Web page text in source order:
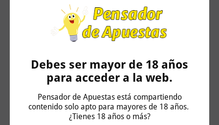
Debes ser mayor de 18 años
para acceder a la web.
Pensador de Apuestas está compartiendo
contenido solo apto para mayores de 18 años.
¿Tienes 18 años o más?
incluso superior al que le llevó a dominar a placer el
circuito. El italiano ha resuelto sin ningún tipo de
dificultad sus primeros compromisos ante terrícolas
será a partir de ahora cuando empezará a afrontar
duelos ante tenistas de entidad. El primero de ellos un
Francisco Cerundolo que precisamente le eliminó aquí
en la edición de 2023. El argentino ha superado en dos
sets a Jarry y a Ofner y será una buena oportunidad